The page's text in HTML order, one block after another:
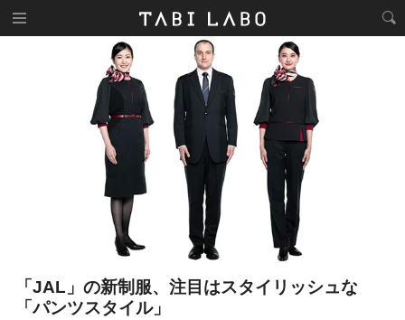
「JAL」の新制服、注目はスタイリッシュな
「パンツスタイル」